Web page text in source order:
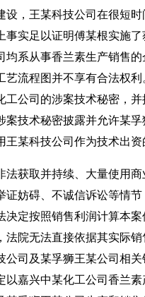
设，王某科技公司在很短
事实足以证明傅某根实施
均系从事香兰素生产销售
艺流程图并不享有合法权
工公司的涉案技术秘密，
技术秘密披露并允许某
某科技公司作为技术出
取并持续、大量使用商
证妨碍、不诚信诉讼等情
决定按照销售利润计算本
法院无法直接依据其实际
公司及某孚狮王某公司相
嘉兴中某化工公司香兰